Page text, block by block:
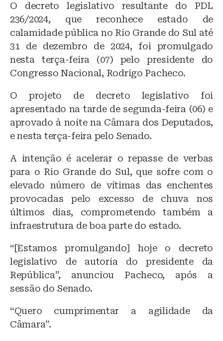
e
s
k
y
c
e
b
o
o
k
at
s
A
p
p
O decreto legislativo resultante do PDL
236/2024, que reconhece estado de
calamidade pública no Rio Grande do Sul até
31 de dezembro de 2024, foi promulgado
nesta terça-feira (07) pelo presidente do
Congresso Nacional, Rodrigo Pacheco.
O projeto de decreto legislativo foi
apresentado na tarde de segunda-feira (06) e
aprovado à noite na Câmara dos Deputados,
e nesta terça-feira pelo Senado.
A intenção é acelerar o repasse de verbas
para o Rio Grande do Sul, que sofre com o
elevado número de vítimas das enchentes
provocadas pelo excesso de chuva nos
últimos dias, comprometendo também a
infraestrutura de boa parte do estado.
“[Estamos promulgando] hoje o decreto
legislativo de autoria do presidente da
República”, anunciou Pacheco, após a
sessão do Senado.
“Quero cumprimentar a agilidade da
Câmara”.